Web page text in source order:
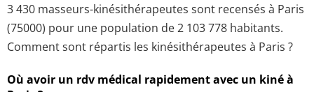
3 430 masseurs-kinésithérapeutes sont recensés à Paris
(75000) pour une population de 2 103 778 habitants.
Comment sont répartis les kinésithérapeutes à Paris ?
Où avoir un rdv médical rapidement avec un kiné à